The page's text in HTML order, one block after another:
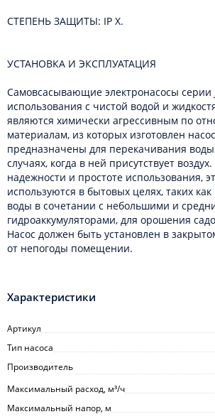
СТЕПЕНЬ ЗАЩИТЫ: IP X.
УСТАНОВКА И ЭКСПЛУАТАЦИЯ
Самовсасывающие электронасосы серии
использования с чистой водой и
являются химически агрессивным по
материалам, из которых изготовлен
предназначены для перекачивания
случаях, когда в ней присутствует
надежности и простоте использования,
используются в бытовых целях, таких
воды в сочетании с небольшими и
гидроаккумуляторами, для орошения
Насос должен быть установлен в
от непогоды помещении.
Характеристики
Артикул
Тип насоса
Производитель
Максимальный расход, м³/ч
Максимальный напор, м